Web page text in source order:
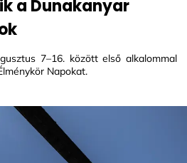
a Dunakanyar
7–16. között első alkalommal
Napokat.